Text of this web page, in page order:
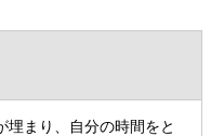
埋まり、自分の時間をと